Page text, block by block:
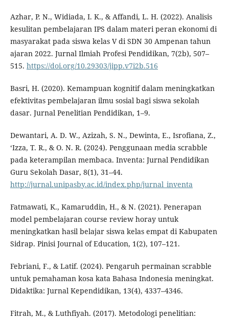
Azhar, P. N., Widiada, I. K., & Affandi, L. H. (2022). Analisis
kesulitan pembelajaran IPS dalam materi peran ekonomi di
masyarakat pada siswa kelas V di SDN 30 Ampenan tahun
ajaran 2022. Jurnal Ilmiah Profesi Pendidikan, 7(2b), 507–
515. https://doi.org/10.29303/jipp.v7i2b.516
Basri, H. (2020). Kemampuan kognitif dalam meningkatkan
efektivitas pembelajaran ilmu sosial bagi siswa sekolah
dasar. Jurnal Penelitian Pendidikan, 1–9.
Dewantari, A. D. W., Azizah, S. N., Dewinta, E., Isrofiana, Z.,
‘Izza, T. R., & O. N. R. (2024). Penggunaan media scrabble
pada keterampilan membaca. Inventa: Jurnal Pendidikan
Guru Sekolah Dasar, 8(1), 31–44.
http://jurnal.unipasby.ac.id/index.php/jurnal_inventa
Fatmawati, K., Kamaruddin, H., & N. (2021). Penerapan
model pembelajaran course review horay untuk
meningkatkan hasil belajar siswa kelas empat di Kabupaten
Sidrap. Pinisi Journal of Education, 1(2), 107–121.
Febriani, F., & Latif. (2024). Pengaruh permainan scrabble
untuk pemahaman kosa kata Bahasa Indonesia meningkat.
Didaktika: Jurnal Kependidikan, 13(4), 4337–4346.
Fitrah, M., & Luthfiyah. (2017). Metodologi penelitian: